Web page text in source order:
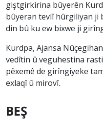
giştgirkirina bûyerên
bûyeran tevlî hûrgiliyan ji
din bû ku ew bixwe ji
Kurdpa, Ajansa
vedîtin û veguhestina
pêxemê de girîngiyeke
exlaqî û mirovî.
BEŞ